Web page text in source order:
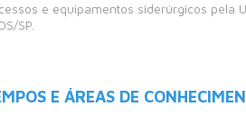
e equipamentos siderúrgicos pela
SP.
E ÁREAS DE